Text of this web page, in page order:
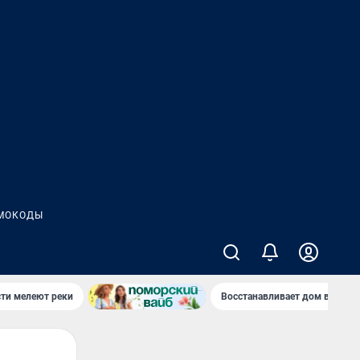
мелеют реки Восстанавливает дом в